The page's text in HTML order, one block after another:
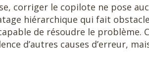
corriger le copilote ne pose
hiérarchique qui fait
de résoudre le problème.
d’autres causes d’erreur,